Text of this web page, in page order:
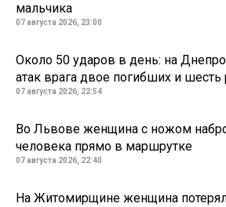
мальчика
07 августа 2026, 23:00
Около 50 ударов в день: на
атак врага двое погибших и
07 августа 2026, 22:54
Во Львове женщина с ножом
человека прямо в маршрутке
07 августа 2026, 22:40
На Житомирщине женщина